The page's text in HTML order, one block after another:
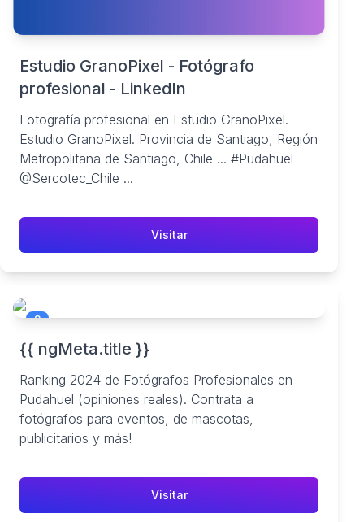
Estudio GranoPixel - Fotógrafo
profesional - LinkedIn
Fotografía profesional en Estudio GranoPixel.
Estudio GranoPixel. Provincia de Santiago, Región
Metropolitana de Santiago, Chile ... #Pudahuel
@Sercotec_Chile ...
Visitar
8
{{ ngMeta.title }}
Ranking 2024 de Fotógrafos Profesionales en
Pudahuel (opiniones reales). Contrata a
fotógrafos para eventos, de mascotas,
publicitarios y más!
Visitar